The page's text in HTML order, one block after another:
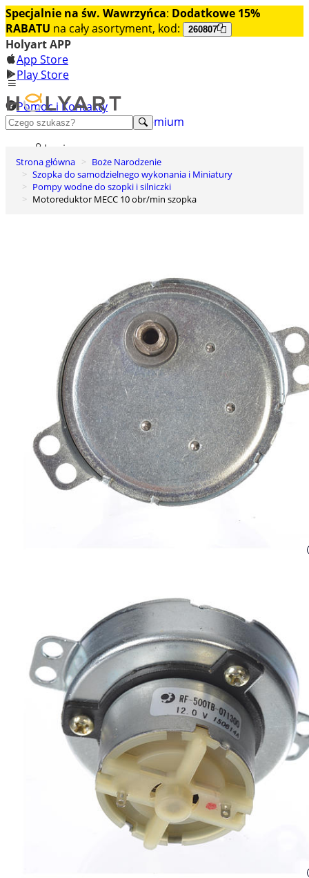
Specjalnie na św. Wawrzyńca: Dodatkowe 15%
RABATU na cały asortyment, kod: 260807
Holyart APP
App Store
Play Store
Pomoc i Kontakty
+48 222 922 860
Odkryj premium
Login
Lista życzeń
0
Koszyk
Strona główna
Boże Narodzenie
Szopka do samodzielnego wykonania i Miniatury
Pompy wodne do szopki i silniczki
Motoreduktor MECC 10 obr/min szopka